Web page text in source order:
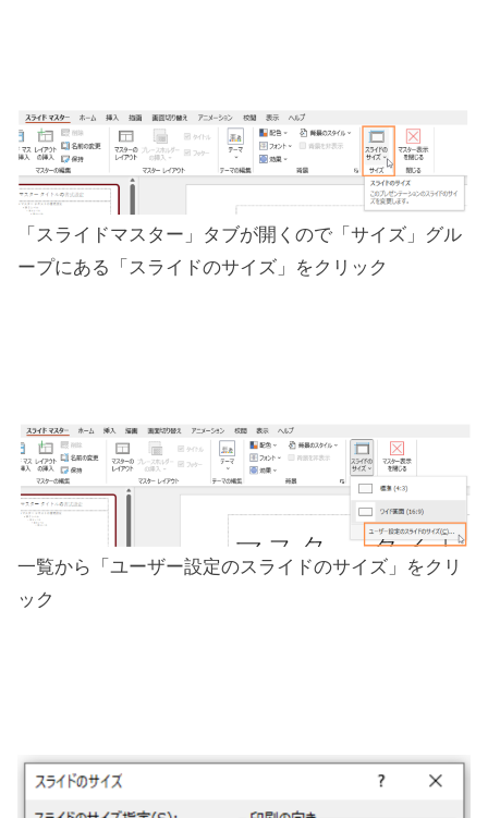
「スライドマスター」タブが開くので「サイズ」グル
ープにある「スライドのサイズ」をクリック
一覧から「ユーザー設定のスライドのサイズ」をクリ
ック